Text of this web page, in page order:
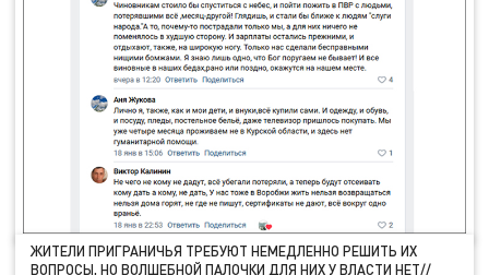
ЖИТЕЛИ ПРИГРАНИЧЬЯ ТРЕБУЮТ НЕМЕДЛЕННО РЕШИТЬ ИХ
ВОПРОСЫ, НО ВОЛШЕБНОЙ ПАЛОЧКИ ДЛЯ НИХ У ВЛАСТИ НЕТ//